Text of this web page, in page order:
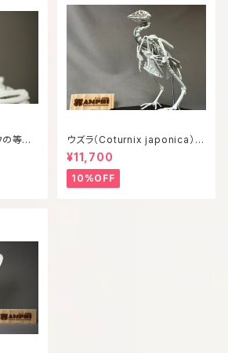
等倍
ウズラ（Coturnix japonica）等
倍全身骨格模型
¥11,700
10%OFF